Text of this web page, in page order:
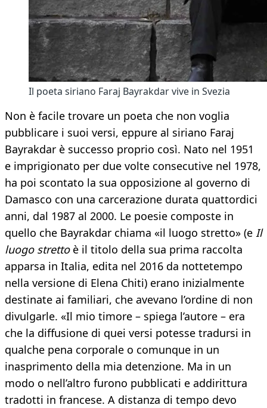
Il poeta siriano Faraj Bayrakdar vive in Svezia
Non è facile trovare un poeta che non voglia
pubblicare i suoi versi, eppure al siriano Faraj
Bayrakdar è successo proprio così. Nato nel 1951
e imprigionato per due volte consecutive nel 1978,
ha poi scontato la sua opposizione al governo di
Damasco con una carcerazione durata quattordici
anni, dal 1987 al 2000. Le poesie composte in
quello che Bayrakdar chiama «il luogo stretto» (e Il
luogo strettoè il titolo della sua prima raccolta
apparsa in Italia, edita nel 2016 da nottetempo
nella versione di Elena Chiti) erano inizialmente
destinate ai familiari, che avevano l’ordine di non
divulgarle. «Il mio timore – spiega l’autore – era
che la diffusione di quei versi potesse tradursi in
qualche pena corporale o comunque in un
inasprimento della mia detenzione. Ma in un
modo o nell’altro furono pubblicati e addirittura
tradotti in francese. A distanza di tempo devo